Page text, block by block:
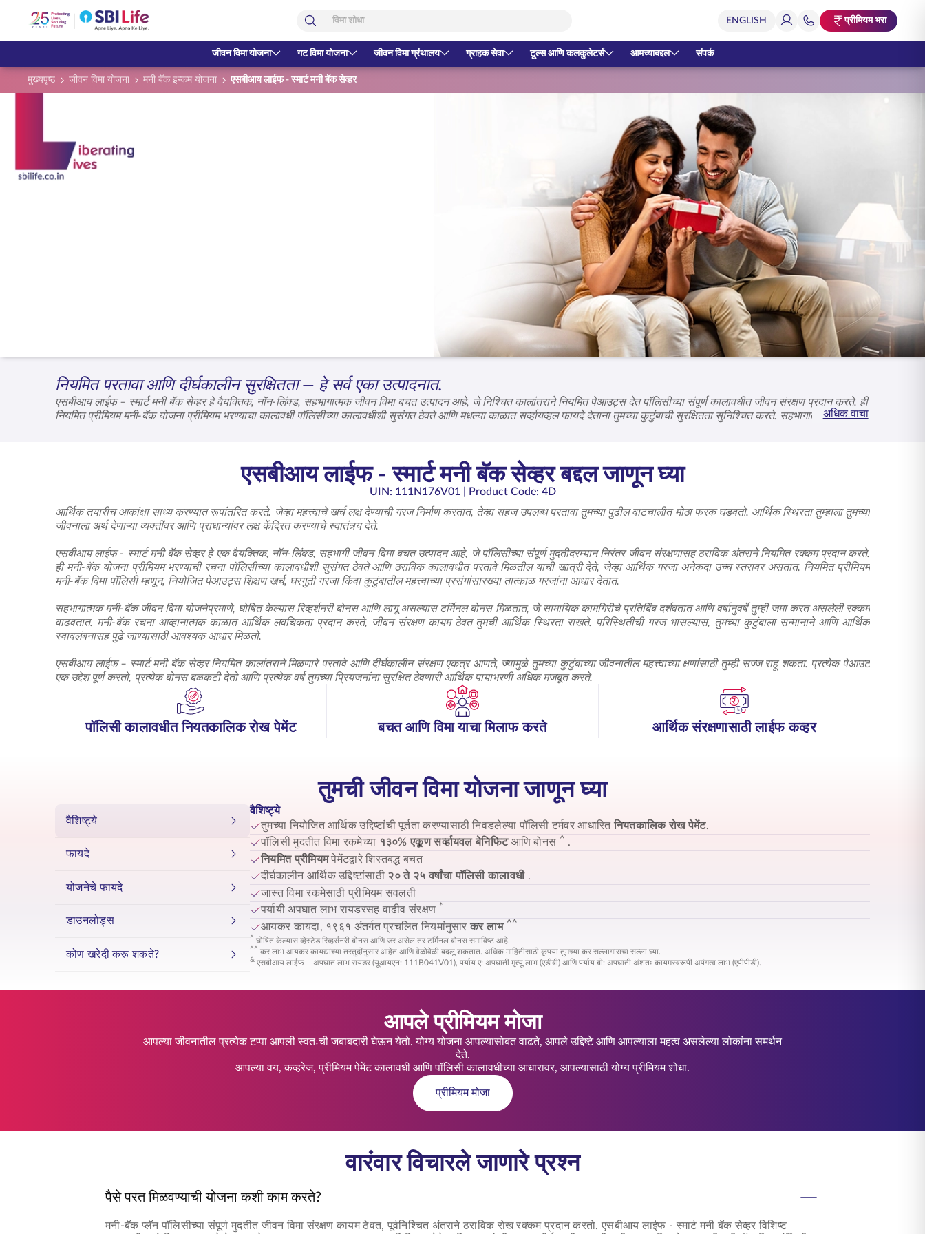
प्रीमियम भरा
जीवन विमा योजना गट विमा योजना जीवन विमा ग्रंथालय ग्राहक सेवा टूल्स आणि कलकुलेटर्स आमच्याबद्दल संपर्क
मुख्यपृष्ठ जीवन विमा योजना मनी बॅक इन्कम योजना एसबीआय लाईफ - स्मार्ट मनी बॅक सेव्हर
नियमित परतावा आणि दीर्घकालीन सुरक्षितता — हे सर्व एका उत्पादनात.
एसबीआय लाईफ – स्मार्ट मनी बॅक सेव्हर हे वैयक्तिक, नॉन-लिंक्ड, सहभागात्मक जीवन विमा बचत उत्पादन आहे, जे निश्चित कालांतराने नियमित पेआउट्स देत पॉलिसीच्या संपूर्ण कालावधीत जीवन संरक्षण प्रदान करते. ही
नियमित प्रीमियम मनी-बॅक योजना प्रीमियम भरण्याचा कालावधी पॉलिसीच्या कालावधीशी सुसंगत ठेवते आणि मधल्या काळात सर्व्हायव्हल फायदे देताना तुमच्या कुटुंबाची सुरक्षितता सुनिश्चित करते. सहभागात्मक मनी-बॅक
अधिक वाचा
एसबीआय लाईफ - स्मार्ट मनी बॅक सेव्हर बद्दल जाणून घ्या
UIN: 111N176V01
| Product Code: 4D
आर्थिक तयारीच आकांक्षा साध्य करण्यात रूपांतरित करते. जेव्हा महत्त्वाचे खर्च लक्ष देण्याची गरज निर्माण करतात, तेव्हा सहज उपलब्ध परतावा तुमच्या पुढील वाटचालीत मोठा फरक घडवतो. आर्थिक स्थिरता तुम्हाला तुमच्या
जीवनाला अर्थ देणाऱ्या व्यक्तींवर आणि प्राधान्यांवर लक्ष केंद्रित करण्याचे स्वातंत्र्य देते.
एसबीआय लाईफ - स्मार्ट मनी बॅक सेव्हर हे एक वैयक्तिक, नॉन-लिंक्ड, सहभागी जीवन विमा बचत उत्पादन आहे, जे पॉलिसीच्या संपूर्ण मुदतीदरम्यान निरंतर जीवन संरक्षणासह ठराविक अंतराने नियमित रक्कम प्रदान करते.
ही मनी-बॅक योजना प्रीमियम भरण्याची रचना पॉलिसीच्या कालावधीशी सुसंगत ठेवते आणि ठराविक कालावधीत परतावे मिळतील याची खात्री देते, जेव्हा आर्थिक गरजा अनेकदा उच्च स्तरावर असतात. नियमित प्रीमियम
मनी-बॅक विमा पॉलिसी म्हणून, नियोजित पेआउट्स शिक्षण खर्च, घरगुती गरजा किंवा कुटुंबातील महत्त्वाच्या प्रसंगांसारख्या तात्काळ गरजांना आधार देतात.
सहभागात्मक मनी-बॅक जीवन विमा योजनेप्रमाणे, घोषित केल्यास रिव्हर्शनरी बोनस आणि लागू असल्यास टर्मिनल बोनस मिळतात, जे सामायिक कामगिरीचे प्रतिबिंब दर्शवतात आणि वर्षानुवर्षे तुम्ही जमा करत असलेली रक्कम
वाढवतात. मनी-बॅक रचना आव्हानात्मक काळात आर्थिक लवचिकता प्रदान करते, जीवन संरक्षण कायम ठेवत तुमची आर्थिक स्थिरता राखते. परिस्थितीची गरज भासल्यास, तुमच्या कुटुंबाला सन्मानाने आणि आर्थिक
स्वावलंबनासह पुढे जाण्यासाठी आवश्यक आधार मिळतो.
एसबीआय लाईफ – स्मार्ट मनी बॅक सेव्हर नियमित कालांतराने मिळणारे परतावे आणि दीर्घकालीन संरक्षण एकत्र आणते, ज्यामुळे तुमच्या कुटुंबाच्या जीवनातील महत्त्वाच्या क्षणांसाठी तुम्ही सज्ज राहू शकता. प्रत्येक पेआउट
एक उद्देश पूर्ण करतो, प्रत्येक बोनस बळकटी देतो आणि प्रत्येक वर्ष तुमच्या प्रियजनांना सुरक्षित ठेवणारी आर्थिक पायाभरणी अधिक मजबूत करते.
पॉलिसी कालावधीत नियतकालिक रोख पेमेंट बचत आणि विमा याचा मिलाफ करते आर्थिक संरक्षणासाठी लाईफ कव्हर
तुमची जीवन विमा योजना जाणून घ्या
वैशिष्ट्ये
फायदे
योजनेचे फायदे
डाउनलोड्स
कोण खरेदी करू शकते?
वैशिष्ट्ये
तुमच्या नियोजित आर्थिक उद्दिष्टांची पूर्तता करण्यासाठी निवडलेल्या पॉलिसी टर्मवर आधारितनियतकालिक रोख पेमेंट.
पॉलिसी मुदतीत विमा रकमेच्या १३०% एकूण सर्व्हायवल बेनिफिटआणि बोनस ^ .
नियमित प्रीमियमपेमेंटद्वारे शिस्तबद्ध बचत
दीर्घकालीन आर्थिक उद्दिष्टांसाठी २० ते २५ वर्षांचा पॉलिसी कालावधी.
जास्त विमा रकमेसाठी प्रीमियम सवलती
पर्यायी अपघात लाभ रायडरसह वाढीव संरक्षण *
आयकर कायदा, १९६१ अंतर्गत प्रचलित नियमांनुसारकर लाभ ^^
^ घोषित केल्यास व्हेस्टेड रिव्हर्सनरी बोनस आणि जर असेल तर टर्मिनल बोनस समाविष्ट आहे.
^^ कर लाभ आयकर कायद्यांच्या तरतुदींनुसार आहेत आणि वेळोवेळी बदलू शकतात. अधिक माहितीसाठी कृपया तुमच्या कर सल्लागाराचा सल्ला घ्या.
& एसबीआय लाईफ – अपघात लाभ रायडर (यूआयएन: 111B041V01), पर्याय ए: अपघाती मृत्यू लाभ (एडीबी) आणि पर्याय बी: अपघाती अंशतः कायमस्वरूपी अपंगत्व लाभ (एपीपीडी).
आपले प्रीमियम मोजा
आपल्या जीवनातील प्रत्येक टप्पा आपली स्वतःची जबाबदारी घेऊन येतो. योग्य योजना आपल्यासोबत वाढते, आपले उद्दिष्टे आणि आपल्याला महत्व असलेल्या लोकांना समर्थन
देते.
आपल्या वय, कव्हरेज, प्रीमियम पेमेंट कालावधी आणि पॉलिसी कालावधीच्या आधारावर, आपल्यासाठी योग्य प्रीमियम शोधा.
प्रीमियम मोजा
वारंवार विचारले जाणारे प्रश्न
पैसे परत मिळवण्याची योजना कशी काम करते?
मनी-बॅक प्लॅन पॉलिसीच्या संपूर्ण मुदतीत जीवन विमा संरक्षण कायम ठेवत, पूर्वनिश्चित अंतराने ठराविक रोख रक्कम प्रदान करतो. एसबीआय लाईफ - स्मार्ट मनी बॅक सेव्हर विशिष्ट